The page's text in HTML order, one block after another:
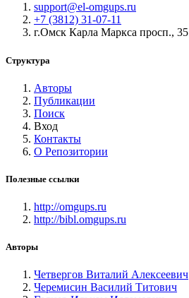
support@el-omgups.ru
+7 (3812) 31-07-11
г.Омск Карла Маркса просп., 35
Структура
Авторы
Публикации
Поиск
Вход
Контакты
О Репозитории
Полезные ссылки
http://omgups.ru
http://bibl.omgups.ru
Авторы
Четвергов Виталий Алексеевич
Черемисин Василий Титович